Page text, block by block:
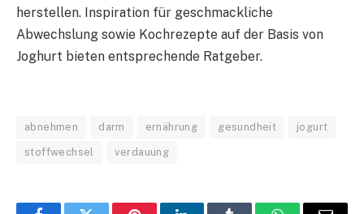
herstellen. Inspiration für geschmackliche
Abwechslung sowie Kochrezepte auf der Basis von
Joghurt bieten entsprechende Ratgeber.
abnehmen darm ernährung gesundheit jogurt
stoffwechsel verdauung